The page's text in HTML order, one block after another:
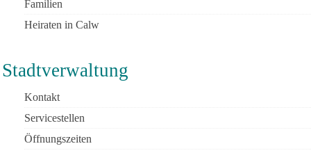
Familien
Heiraten in Calw
Stadtverwaltung
Kontakt
Servicestellen
Öffnungszeiten